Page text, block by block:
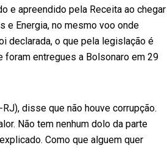
e apreendido pela Receita ao chegar
e Energia, no mesmo voo onde
declarada, o que pela legislação é
foram entregues a Bolsonaro em 29
disse que não houve corrupção.
Não tem nenhum dolo da parte
Como que alguem quer